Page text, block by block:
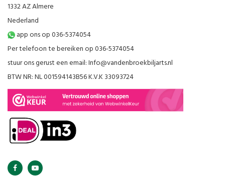
1332 AZ Almere
Nederland
app ons op 036-5374054
Per telefoon te bereiken op 036-5374054
stuur ons gerust een email:Info@vandenbroekbiljarts.nl
BTW NR: NL 001594143B56 K.V.K 33093724